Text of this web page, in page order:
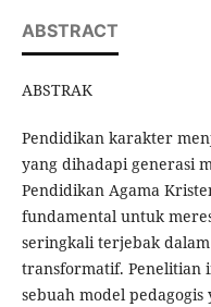
ABSTRACT
ABSTRAK
Pendidikan karakter
yang dihadapi generasi
Pendidikan Agama
fundamental untuk
seringkali terjebak
transformatif. Penelitian
sebuah model